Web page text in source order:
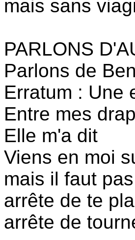
mais sans
PARLONS
Parlons de Ben
Erratum : Une
Entre mes
Elle m'a dit
Viens en moi
mais il faut
arrête de te
arrête de